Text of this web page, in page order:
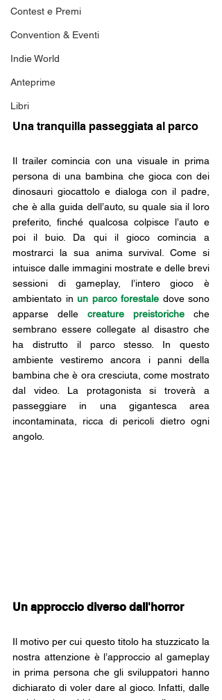
Contest e Premi
Convention & Eventi
Indie World
Anteprime
Libri
Una tranquilla passeggiata al parco
Il trailer comincia con una visuale in prima
persona di una bambina che gioca con dei
dinosauri giocattolo e dialoga con il padre,
che è alla guida dell’auto, su quale sia il loro
preferito, finché qualcosa colpisce l’auto e
poi il buio. Da qui il gioco comincia a
mostrarci la sua anima survival. Come si
intuisce dalle immagini mostrate e delle brevi
sessioni di gameplay, l’intero gioco è
ambientato in un parco forestale dove sono
apparse delle creature preistoriche che
sembrano essere collegate al disastro che
ha distrutto il parco stesso. In questo
ambiente vestiremo ancora i panni della
bambina che è ora cresciuta, come mostrato
dal video. La protagonista si troverà a
passeggiare in una gigantesca area
incontaminata, ricca di pericoli dietro ogni
angolo.
Un approccio diverso dall'horror
Il motivo per cui questo titolo ha stuzzicato la
nostra attenzione è l’approccio al gameplay
in prima persona che gli sviluppatori hanno
dichiarato di voler dare al gioco. Infatti, dalle